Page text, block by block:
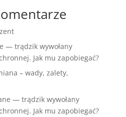
— trądzik wywołany
Jak mu zapobiegać?
– wady, zalety,
— trądzik wywołany
Jak mu zapobiegać?